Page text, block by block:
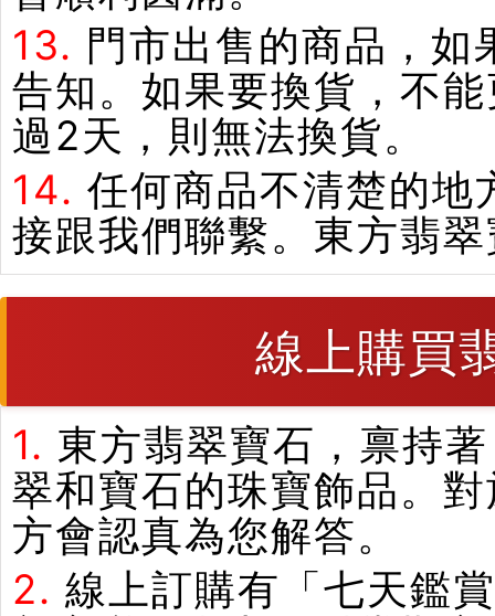
13. 門市出售的商品，
告知。如果要換貨，不
過2天，則無法換貨。
14. 任何商品不清楚的地
接跟我們聯繫。東方翡
線上購買
1. 東方翡翠寶石，禀持
翠和寶石的珠寶飾品。
方會認真為您解答。
2. 線上訂購有「七天鑑